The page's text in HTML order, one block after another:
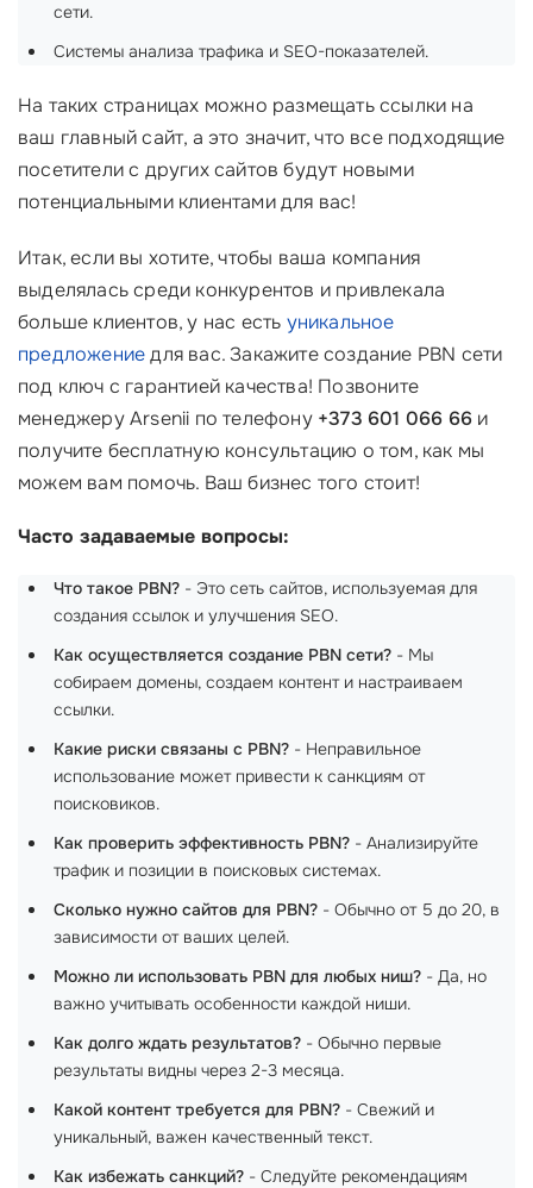
сети.
Системы анализа трафика и SEO-показателей.
На таких страницах можно размещать ссылки на
ваш главный сайт, а это значит, что все подходящие
посетители с других сайтов будут новыми
потенциальными клиентами для вас!
Итак, если вы хотите, чтобы ваша компания
выделялась среди конкурентов и привлекала
больше клиентов, у нас есть уникальное
предложениедля вас. Закажите создание PBN сети
под ключ с гарантией качества! Позвоните
менеджеру Arsenii по телефону +373 601 066 66 и
получите бесплатную консультацию о том, как мы
можем вам помочь. Ваш бизнес того стоит!
Часто задаваемые вопросы:
Что такое PBN? - Это сеть сайтов, используемая для
создания ссылок и улучшения SEO.
Как осуществляется создание PBN сети? - Мы
собираем домены, создаем контент и настраиваем
ссылки.
Какие риски связаны с PBN? - Неправильное
использование может привести к санкциям от
поисковиков.
Как проверить эффективность PBN? - Анализируйте
трафик и позиции в поисковых системах.
Сколько нужно сайтов для PBN? - Обычно от 5 до 20, в
зависимости от ваших целей.
Можно ли использовать PBN для любых ниш? - Да, но
важно учитывать особенности каждой ниши.
Как долго ждать результатов? - Обычно первые
результаты видны через 2-3 месяца.
Какой контент требуется для PBN? - Свежий и
уникальный, важен качественный текст.
Как избежать санкций? - Следуйте рекомендациям